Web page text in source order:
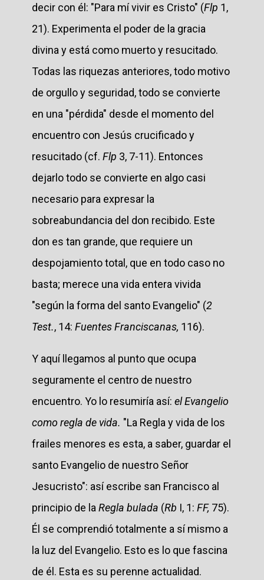
decir con él: "Para mí vivir es Cristo" (Flp 1,
21). Experimenta el poder de la gracia
divina y está como muerto y resucitado.
Todas las riquezas anteriores, todo motivo
de orgullo y seguridad, todo se convierte
en una "pérdida" desde el momento del
encuentro con Jesús crucificado y
resucitado (cf. Flp 3, 7-11). Entonces
dejarlo todo se convierte en algo casi
necesario para expresar la
sobreabundancia del don recibido. Este
don es tan grande, que requiere un
despojamiento total, que en todo caso no
basta; merece una vida entera vivida
"según la forma del santo Evangelio" (2
Test., 14: Fuentes Franciscanas, 116).
Y aquí llegamos al punto que ocupa
seguramente el centro de nuestro
encuentro. Yo lo resumiría así: el Evangelio
como regla de vida. "La Regla y vida de los
frailes menores es esta, a saber, guardar el
santo Evangelio de nuestro Señor
Jesucristo": así escribe san Francisco al
principio de la Regla bulada (Rb I, 1: FF, 75).
Él se comprendió totalmente a sí mismo a
la luz del Evangelio. Esto es lo que fascina
de él. Esta es su perenne actualidad.